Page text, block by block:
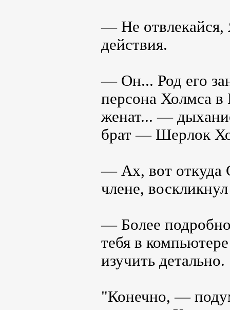
— Не отвлекайся,
действия.
— Он... Род его
персона Холмса
женат... —
брат — Шерлок
— Ах, вот откуда
члене,
— Более
тебя в
изучить детально.
"Конечно, —